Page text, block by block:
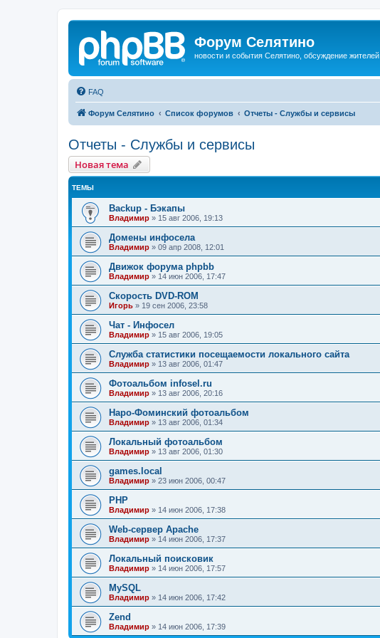
Форум Селятино
новости и события Селятино, обсуждение жителей
FAQ
Форум Селятино Список форумов Отчеты - Службы и сервисы
Отчеты - Службы и сервисы
Новая тема
ТЕМЫ
Backup - Бэкапы
Владимир » 15 авг 2006, 19:13
Домены инфосела
Владимир » 09 апр 2008, 12:01
Движок форума phpbb
Владимир » 14 июн 2006, 17:47
Скорость DVD-ROM
Игорь » 19 сен 2006, 23:58
Чат - Инфосел
Владимир » 15 авг 2006, 19:05
Служба статистики посещаемости локального сайта
Владимир » 13 авг 2006, 01:47
Фотоальбом infosel.ru
Владимир » 13 авг 2006, 20:16
Наро-Фоминский фотоальбом
Владимир » 13 авг 2006, 01:34
Локальный фотоальбом
Владимир » 13 авг 2006, 01:30
games.local
Владимир » 23 июн 2006, 00:47
PHP
Владимир » 14 июн 2006, 17:38
Web-сервер Apache
Владимир » 14 июн 2006, 17:37
Локальный поисковик
Владимир » 14 июн 2006, 17:57
MySQL
Владимир » 14 июн 2006, 17:42
Zend
Владимир » 14 июн 2006, 17:39